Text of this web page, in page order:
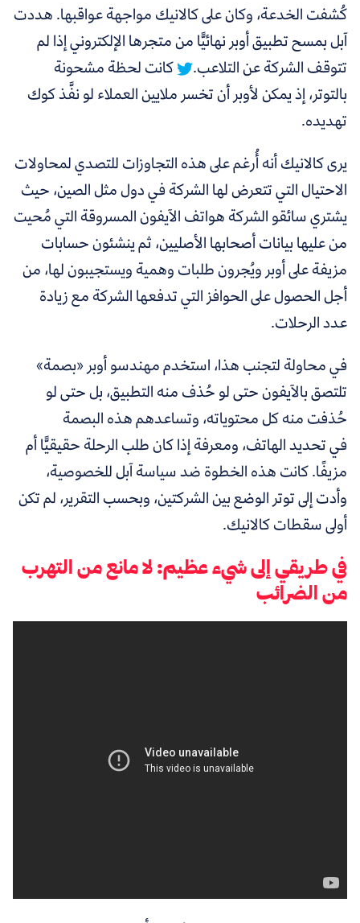
كُشفت الخدعة، وكان على كالانيك مواجهة عواقبها.هددت
آبل بمسح تطبيق أوبر نهائيًّا من متجرها الإلكتروني إذا لم
تتوقف الشركة عن التلاعب.
كانت لحظة مشحونة
بالتوتر، إذ يمكن لأوبر أن تخسر ملايين العملاء لو نفَّذ كوك
تهديده.
يرى كالانيك أنه أُرغم على هذه التجاوزات للتصدي لمحاولات
الاحتيال التي تتعرض لها الشركة في دول مثل الصين، حيث
يشتري سائقو الشركة هواتف الآيفون المسروقة التي مُحيت
من عليها بيانات أصحابها الأصليين، ثم ينشئون حسابات
مزيفة على أوبر ويُجرون طلبات وهمية ويستجيبون لها، من
أجل الحصول على الحوافز التي تدفعها الشركة مع زيادة
عدد الرحلات.
في محاولة لتجنب هذا، استخدم مهندسو أوبر«بصمة»
تلتصق بالآيفون حتى لو حُذف منه التطبيق، بل حتى لو
حُذفت منه كل محتوياته، وتساعدهم هذه البصمة
في تحديد الهاتف، ومعرفة إذا كان طلب الرحلة حقيقيًّا أم
مزيفًا. كانت هذه الخطوة ضد سياسة آبل للخصوصية،
وأدت إلى توتر الوضع بين الشركتين،وبحسب التقرير، لم تكن
أولى سقطات كالانيك.
في طريقي إلى شيء عظيم: لا مانع من التهرب
من الضرائب